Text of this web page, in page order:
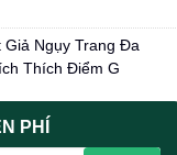
Giả Ngụy Trang Đa
Thích Điểm G
PHÍ